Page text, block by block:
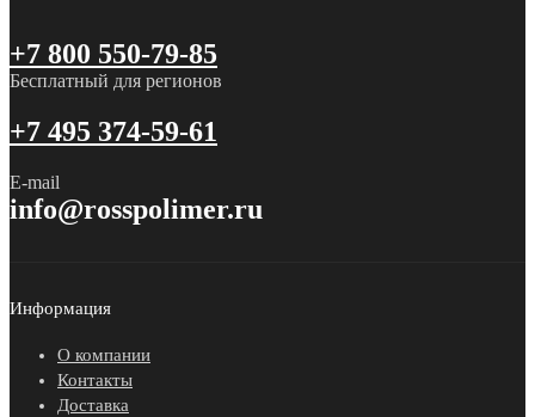
+7 800 550-79-85
Бесплатный для регионов
+7 495 374-59-61
E-mail
info@rosspolimer.ru
Информация
О компании
Контакты
Доставка